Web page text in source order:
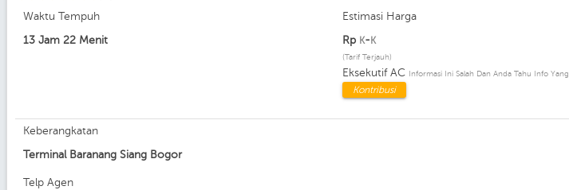
Waktu Tempuh
13 Jam 22 Menit
Estimasi Harga
Rp K- K
(Tarif Terjauh)
Eksekutif AC Informasi Ini Salah Dan Anda Tahu Info
Kontribusi
Keberangkatan
Terminal Baranang Siang Bogor
Telp Agen